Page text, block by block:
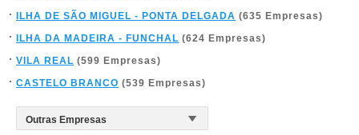
ILHA DE SÃO MIGUEL - PONTA DELGADA (635 Empresas)
ILHA DA MADEIRA - FUNCHAL (624 Empresas)
VILA REAL (599 Empresas)
CASTELO BRANCO (539 Empresas)